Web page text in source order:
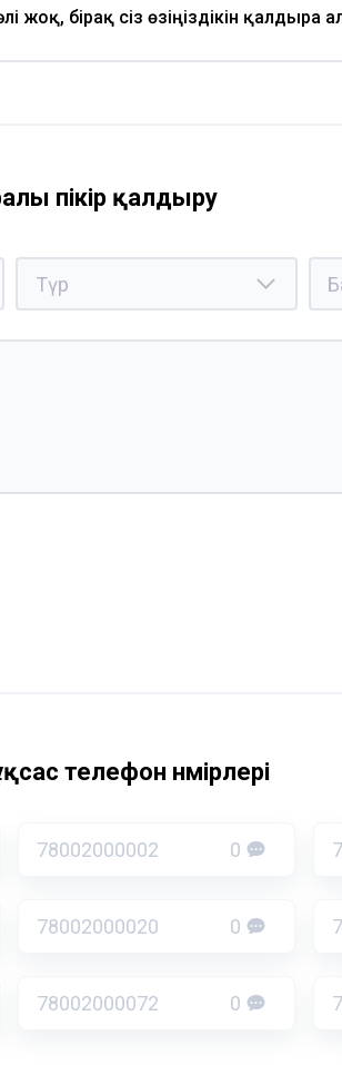
жоқ, бірақ сіз өзіңіздікін қалдыра
пікір қалдыру
телефон нөмірлері
78002000002 0
78002000020 0
78002000072 0